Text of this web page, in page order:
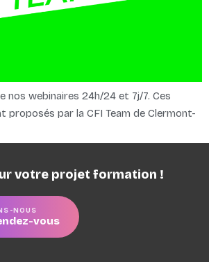
nos webinaires 24h/24 et 7j/7. Ces
proposés par la CFI Team de Clermont-
votre projet formation !
NOUS
vous